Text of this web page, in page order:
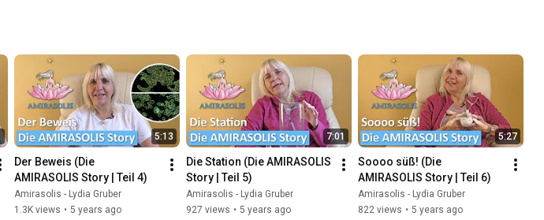
5:13
Der Beweis (Die
AMIRASOLIS Story | Teil 4)
Amirasolis - Lydia Gruber
1.3K views • 5 years ago
7:01
Die Station (Die AMIRASOLIS
Story | Teil 5)
Amirasolis - Lydia Gruber
927 views • 5 years ago
5:27
Soooo süß! (Die
AMIRASOLIS Story | Teil 6)
Amirasolis - Lydia Gruber
822 views • 5 years ago